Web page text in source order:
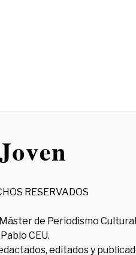
RESERVADOS
de Periodismo
CEU.
editados y